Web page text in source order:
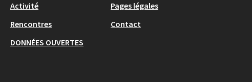
Activité
Rencontres
DONNÉES OUVERTES
Pages légales
Contact